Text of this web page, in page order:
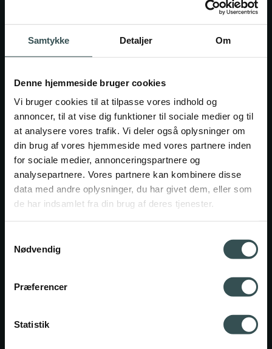
Samtykke Detaljer Om
Denne hjemmeside bruger cookies
Vi bruger cookies til at tilpasse vores indhold og
annoncer, til at vise dig funktioner til sociale medier og til
at analysere vores trafik. Vi deler også oplysninger om
din brug af vores hjemmeside med vores partnere inden
for sociale medier, annonceringspartnere og
analysepartnere. Vores partnere kan kombinere disse
data med andre oplysninger, du har givet dem, eller som
de har indsamlet fra din brug af deres tjenester.
Nødvendig
Præferencer
Statistik
Uddannelser
Det 2-årige HF
GSK
HF Enkeltfag
Fagpakker
Science